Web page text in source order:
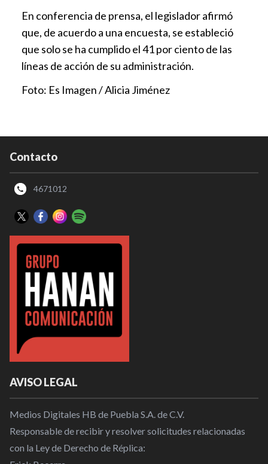
En conferencia de prensa, el legislador afirmó
que, de acuerdo a una encuesta, se estableció
que solo se ha cumplido el 41 por ciento de las
líneas de acción de su administración.
Foto: Es Imagen / Alicia Jiménez
Contacto
4671012
AVISO LEGAL
Medios Digitales HB de Puebla S.A. de C.V.
Responsable de recibir y resolver solicitudes relacionadas
con la Ley de Derecho de Réplica: